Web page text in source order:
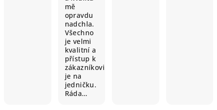
mě
opravdu
nadchla.
Všechno
je velmi
kvalitní a
přístup k
zákazníkovi
je na
jedničku.
Ráda…